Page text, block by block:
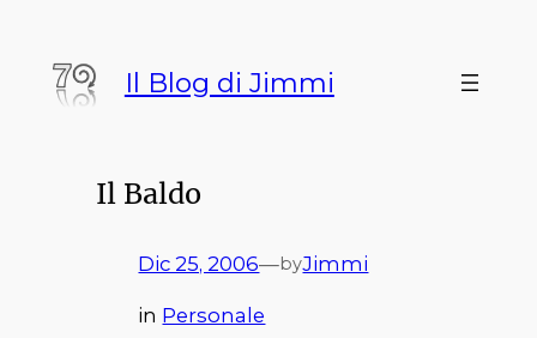
contenuto
Il Blog di Jimmi
Il Baldo
Dic 25, 2006—byJimmi
in Personale